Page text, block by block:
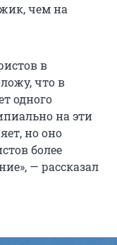
чем на
в
что в
одного
на эти
но оно
более
— рассказал